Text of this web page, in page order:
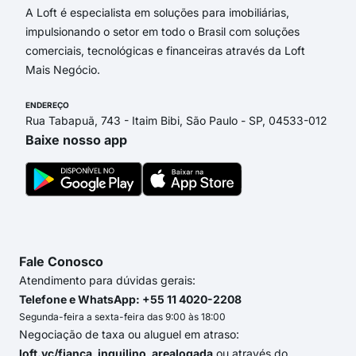
A Loft é especialista em soluções para imobiliárias,
impulsionando o setor em todo o Brasil com soluções
comerciais, tecnológicas e financeiras através da Loft
Mais Negócio.
ENDEREÇO
Rua Tabapuã, 743 - Itaim Bibi, São Paulo - SP, 04533-012
Baixe nosso app
Fale Conosco
Atendimento para dúvidas gerais:
Telefone e WhatsApp: +55 11 4020-2208
Segunda-feira a sexta-feira das 9:00 às 18:00
Negociação de taxa ou aluguel em atraso:
loft.vc/fianca_inquilino_arealogada ou através do